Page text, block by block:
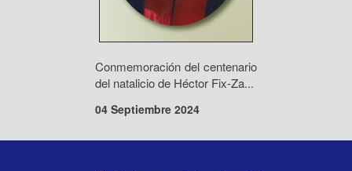
Conmemoración del centenario
del natalicio de Héctor Fix-Za...
04 Septiembre 2024